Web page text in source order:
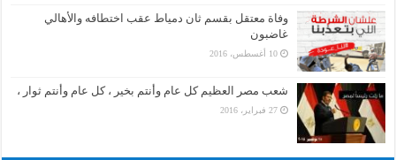
وفاة معتقل بقسم ثان دمياط عقب اختطافه والأهالي
غاضبون
10 أغسطس، 2016
شعب مصر العظيم كل عام وأنتم بخير ، كل عام وأنتم ثوار ،
27 فبراير، 2016